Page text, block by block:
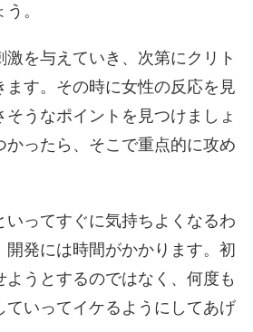
。
を与えていき、次第にクリト
ます。その時に女性の反応を見
うなポイントを見つけましょ
かったら、そこで重点的に攻め
いってすぐに気持ちよくなるわ
開発には時間がかかります。初
うとするのではなく、何度も
ていってイケるようにしてあげ